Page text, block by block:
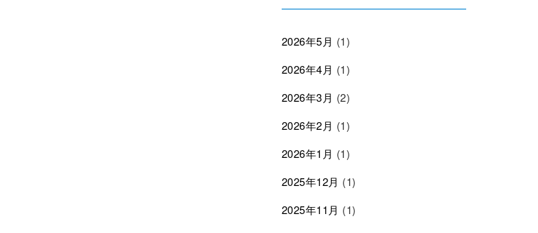
2026年5月 (1)
2026年4月 (1)
2026年3月 (2)
2026年2月 (1)
2026年1月 (1)
2025年12月 (1)
2025年11月 (1)